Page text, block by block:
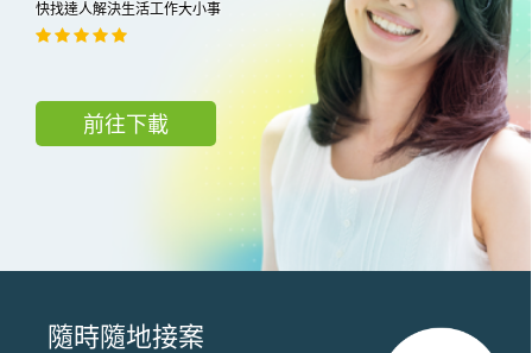
快找達人解決生活工作大小事
前往下載
隨時隨地接案